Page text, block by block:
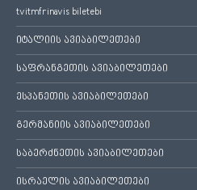
tvitmfrinavis biletebi
იტალიის ავიაბილეთები
საფრანგეთის ავიაბილეთები
ესპანეთის ავიაბილეთები
გერმანიის ავიაბილეთები
საბერძნეთის ავიაბილეთები
ისრაელის ავიაბილეთები